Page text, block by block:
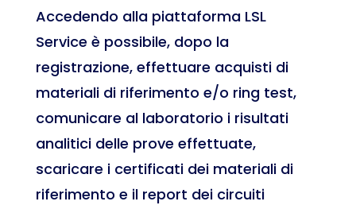
Accedendo alla piattaforma LSL
Service è possibile, dopo la
registrazione, effettuare acquisti di
materiali di riferimento e/o ring test,
comunicare al laboratorio i risultati
analitici delle prove effettuate,
scaricare i certificati dei materiali di
riferimento e il report dei circuiti